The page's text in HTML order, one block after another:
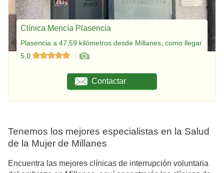
Clínica Mencía Plasencia
Plasencia a 47,59 kilómetros desde Millanes, como llegar
5,0
Contactar
Tenemos los mejores especialistas en la Salud
de la Mujer de Millanes
Encuentra las mejores clínicas de interrupción voluntaria